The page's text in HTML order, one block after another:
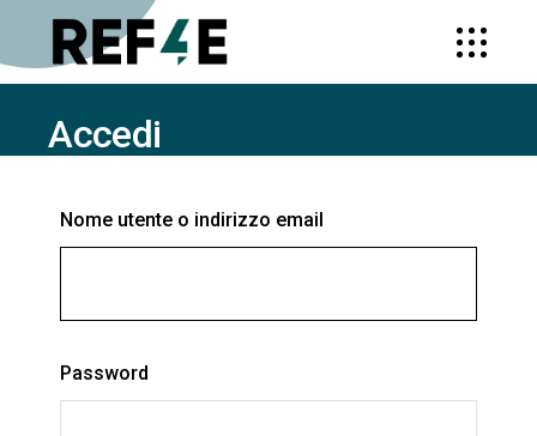
Accedi
Nome utente o indirizzo email
Password